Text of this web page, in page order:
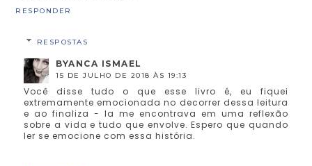
RESPONDER
RESPOSTAS
BYANCA ISMAEL
15 DE JULHO DE 2018 ÀS 19:13
Você disse tudo o que esse livro é, eu fiquei
extremamente emocionada no decorrer dessa leitura
e ao finaliza - la me encontrava em uma reflexão
sobre a vida e tudo que envolve. Espero que quando
ler se emocione com essa história.